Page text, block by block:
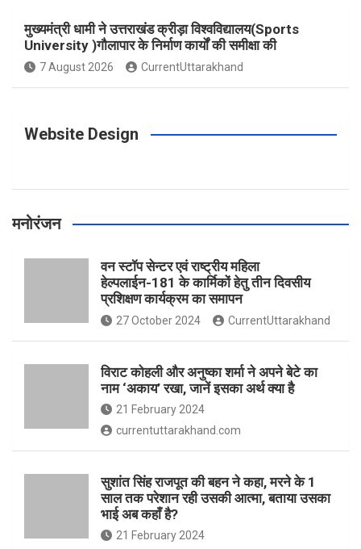
k a s
मुख्यमंत्री धामी ने उत्तराखंड क्रीड़ा विश्वविद्यालय(Sports
University )गौलापार के निर्माण कार्यों की समीक्षा की
7 August 2026 CurrentUttarakhand
Website Design
मनोरंजन
वन स्टॉप सेन्टर एवं राष्ट्रीय महिला
हेल्पलाईन-181 के कार्मिकों हेतु तीन दिवसीय
प्रशिक्षण कार्यक्रम का समापन
27 October 2024 CurrentUttarakhand
विराट कोहली और अनुष्का शर्मा ने अपने बेटे का
नाम ‘अकाय’ रखा, जानें इसका अर्थ क्‍या है
21 February 2024
currentuttarakhand.com
सुशांत सिंह राजपूत की बहन ने कहा, मरने के 1
साल तक परेशान रही उसकी आत्मा, बताया उसका
भाई अब कहाँ है?
21 February 2024